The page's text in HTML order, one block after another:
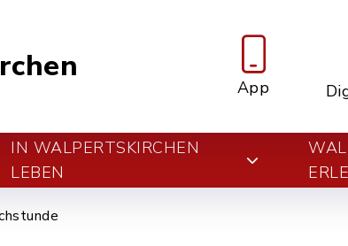
App
IN WALPERTSKIRCHEN
LEBEN